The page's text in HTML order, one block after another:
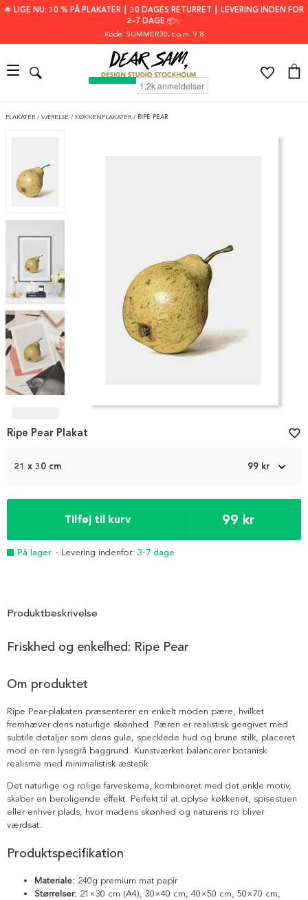
🌟 LIGE NU: 30 % PÅ PLAKATER ┃ 30 DAGES RETURRET ┃ LEVERING INDEN FOR
2–7 DAGE 📦✨
Kode: SUMMER30, t.o.m. 9.8
PLAKATER / VÆRELSE / KØKKENPLAKATER / RIPE PEAR
1
21 x 30 cm 99 kr
Tilføj til kurv 99 kr
På lager - Levering indenfor: 3-7 dage
Ripe Pear Plakat favorite_border
Produktbeskrivelse
Friskhed og enkelhed: Ripe Pear
Om produktet
Ripe Pear-plakaten præsenterer en enkelt moden pære, hvilket
fremhæver dens naturlige skønhed. Pæren er realistisk gengivet med
subtile detaljer som dens gule, specklede hud og brune stilk, placeret
mod en ren lysegrå baggrund. Kunstværket balancerer botanisk
realisme med minimalistisk æstetik.
Det naturlige og rolige farveskema, kombineret med det enkle motiv,
skaber en beroligende effekt. Perfekt til at oplyse køkkenet, spisestuen
eller enhver plads, hvor madens skønhed og naturens ro bliver
værdsat.
Produktspecifikation
Materiale: 240g premium mat papir
Størrelser: 21×30 cm (A4), 30×40 cm, 40×50 cm, 50×70 cm,